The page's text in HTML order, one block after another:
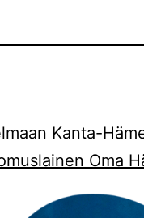
Kanta-
Oma